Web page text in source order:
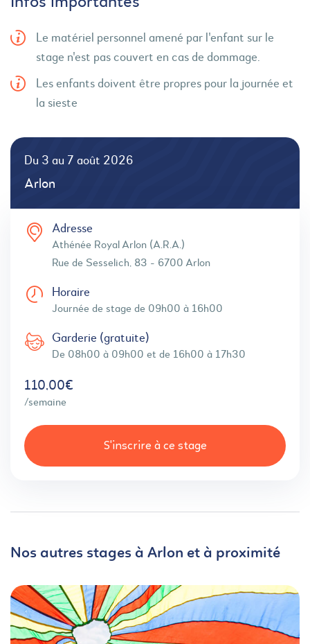
Le matériel personnel amené par l'enfant sur le
stage n'est pas couvert en cas de dommage.
Les enfants doivent être propres pour la journée et
la sieste
Du 3 au 7 août 2026
Arlon
Adresse
Athénée Royal Arlon (A.R.A.)
Rue de Sesselich, 83 - 6700 Arlon
Horaire
Journée de stage de 09h00 à 16h00
Garderie (gratuite)
De 08h00 à 09h00 et de 16h00 à 17h30
110,00€
/semaine
S'inscrire à ce stage
Nos autres stages à Arlon et à proximité